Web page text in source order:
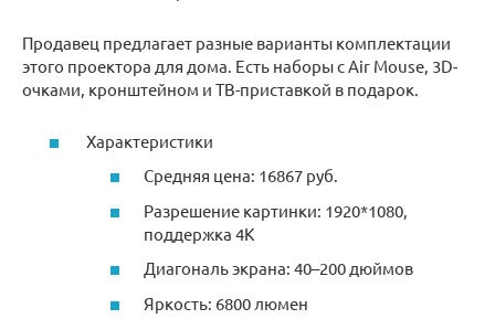
Продавец предлагает разные варианты комплектации
этого проектора для дома. Есть наборы с Air Mouse, 3D-
очками, кронштейном и ТВ-приставкой в подарок.
Характеристики
Средняя цена: 16867 руб.
Разрешение картинки: 1920*1080,
поддержка 4K
Диагональ экрана: 40–200 дюймов
Яркость: 6800 люмен